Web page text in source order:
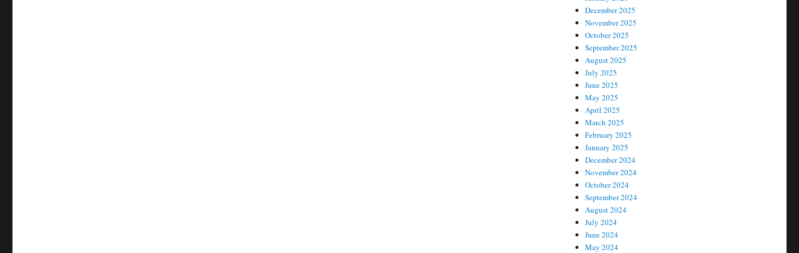
December 2025
November 2025
October 2025
September 2025
August 2025
July 2025
June 2025
May 2025
April 2025
March 2025
February 2025
January 2025
December 2024
November 2024
October 2024
September 2024
August 2024
July 2024
June 2024
May 2024